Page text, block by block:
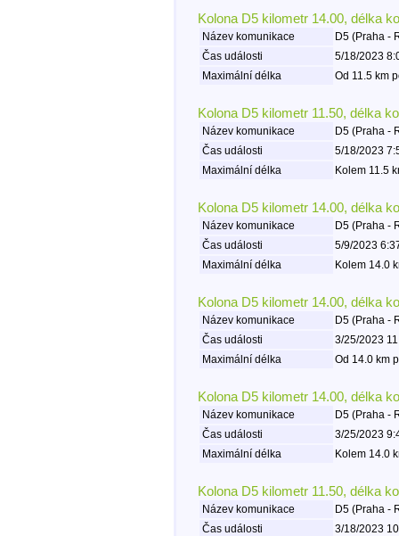
Kolona D5 kilometr 14.00, délka
Název komunikace
D5 (Praha -
Čas události
5/18/2023
Maximální délka
Od 11.5 km
Kolona D5 kilometr 11.50, délka
Název komunikace
D5 (Praha -
Čas události
5/18/2023
Maximální délka
Kolem 11.5
Kolona D5 kilometr 14.00, délka
Název komunikace
D5 (Praha -
Čas události
5/9/2023
Maximální délka
Kolem 14.0
Kolona D5 kilometr 14.00, délka
Název komunikace
D5 (Praha -
Čas události
3/25/2023
Maximální délka
Od 14.0 km
Kolona D5 kilometr 14.00, délka
Název komunikace
D5 (Praha -
Čas události
3/25/2023
Maximální délka
Kolem 14.0
Kolona D5 kilometr 11.50, délka
Název komunikace
D5 (Praha -
Čas události
3/18/2023